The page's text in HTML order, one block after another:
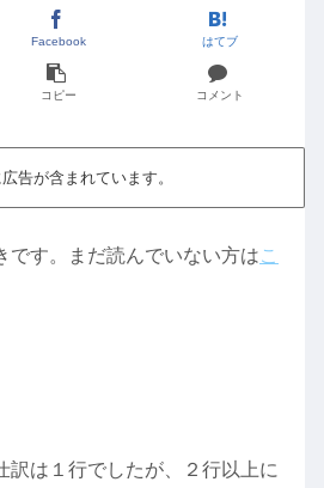
Facebook はてブ
コピー コメント
告が含まれています。
です。まだ読んでいない方はこ
訳は１行でしたが、２行以上に